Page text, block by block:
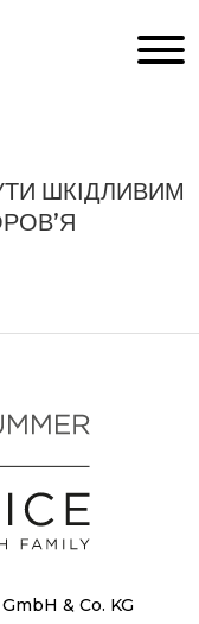
ШКІДЛИВИМ
& Co. KG